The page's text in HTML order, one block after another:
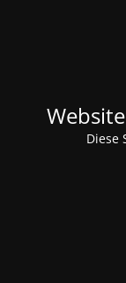
Diese